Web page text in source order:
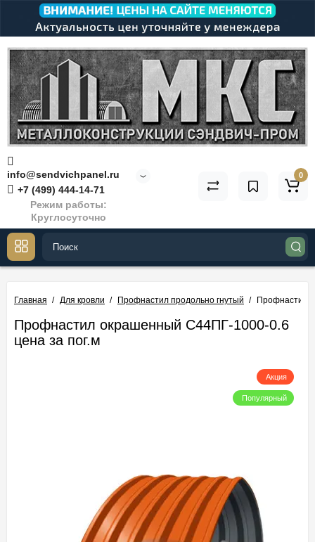
info@sendvichpanel.ru
+7 (499) 444-14-71
Режим работы:
Круглосуточно
0
Главная Для кровли Профнастил продольно гнутый Профнастил
Профнастил окрашенный С44ПГ-1000-0.6
цена за пог.м
Акция
Популярный